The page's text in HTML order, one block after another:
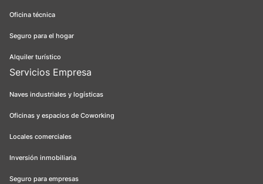
Oficina técnica
Seguro para el hogar
Alquiler turístico
Servicios Empresa
Naves industriales y logísticas
Oficinas y espacios de Coworking
Locales comerciales
Inversión inmobiliaria
Seguro para empresas